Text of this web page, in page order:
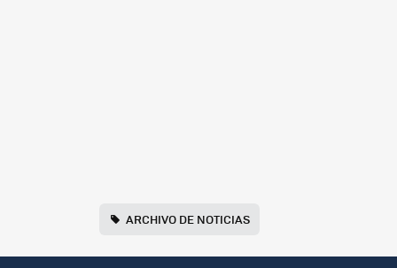
ARCHIVO DE NOTICIAS